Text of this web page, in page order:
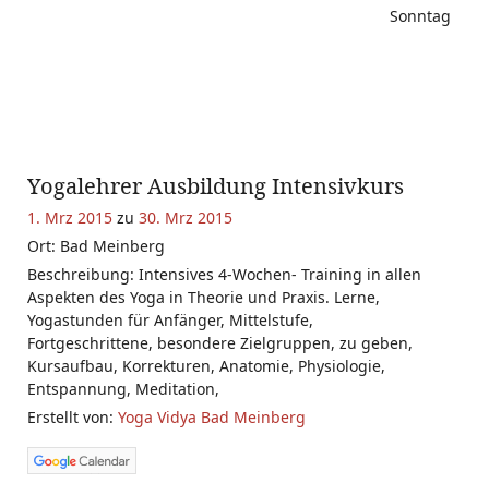
Sonntag
Yogalehrer Ausbildung Intensivkurs
1. Mrz 2015 zu 30. Mrz 2015
Ort: Bad Meinberg
Beschreibung: Intensives 4-Wochen- Training in allen
Aspekten des Yoga in Theorie und Praxis. Lerne,
Yogastunden für Anfänger, Mittelstufe,
Fortgeschrittene, besondere Zielgruppen, zu geben,
Kursaufbau, Korrekturen, Anatomie, Physiologie,
Entspannung, Meditation,
Erstellt von: Yoga Vidya Bad Meinberg